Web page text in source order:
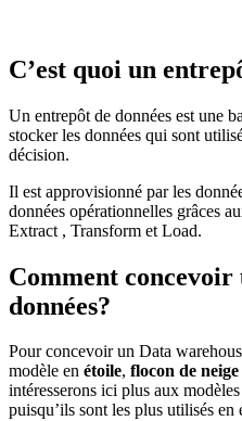
C’est quoi un
Un entrepôt de données est une
stocker les données qui sont
décision.
Il est approvisionné par les
données opérationnelles grâces
Extract , Transform et Load.
Comment concevoir
données?
Pour concevoir un Data
modèle en étoile, flocon de neige
intéresserons ici plus aux
puisqu’ils sont les plus utilisés en